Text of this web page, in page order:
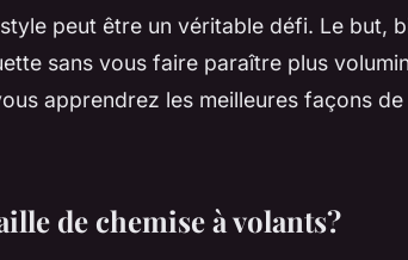
peut être un véritable défi. Le but,
sans vous faire paraître plus
apprendrez les meilleures façons
de chemise à volants?